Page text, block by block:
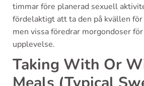
timmar före planerad sexuell
fördelaktigt att ta den på kvällen
men vissa föredrar morgondoser
upplevelse.
Taking With Or